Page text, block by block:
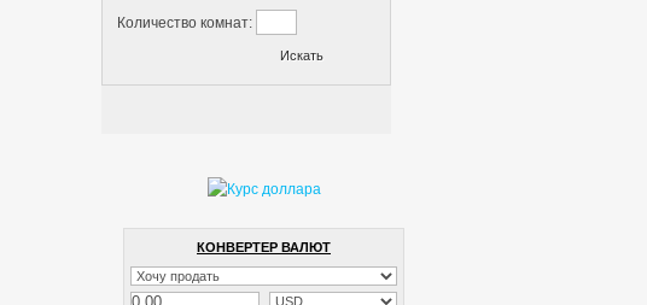
Количество комнат:
КОНВЕРТЕР ВАЛЮТ